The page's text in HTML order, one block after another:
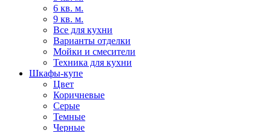
6 кв. м.
9 кв. м.
Все для кухни
Варианты отделки
Мойки и смесители
Техника для кухни
Шкафы-купе
Цвет
Коричневые
Серые
Темные
Черные